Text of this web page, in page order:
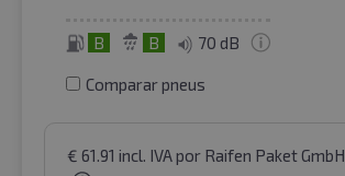
B B 70 dB
Comparar pneus
€ 61.91 incl. IVApor Raifen Paket GmbH